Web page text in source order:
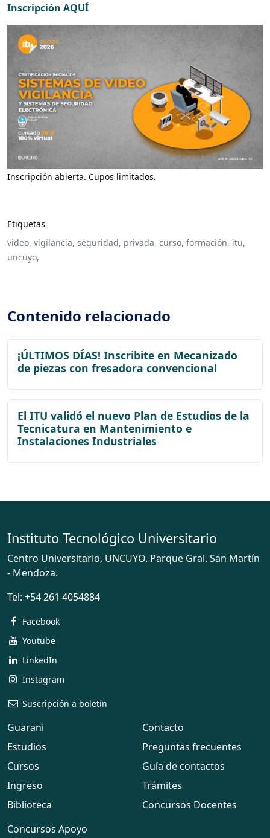
Inscripción AQUÍ
Inscripción abierta. Cupos limitados.
Etiquetas
video, vigilancia, seguridad, privada, curso, formación, itu,
uncuyo,
Contenido relacionado
¡ÚLTIMOS DÍAS! Inscribite en Mecanizado
de piezas con fresadora convencional
El ITU validó el nuevo Plan de Estudios de la
Tecnicatura en Mantenimiento e
Instalaciones Industriales
Instituto Tecnológico Universitario
Centro Universitario, UNCUYO. Parque Gral. San Martín
- Mendoza.
Tel: +54 261 4054884
Facebook
Youtube
LinkedIn
Instagram
Suscripción a boletín
Guarani
Estudios
Cursos
Ingreso
Biblioteca
Contacto
Preguntas frecuentes
Guía de contactos
Trámites
Concursos Docentes
Concursos Apoyo